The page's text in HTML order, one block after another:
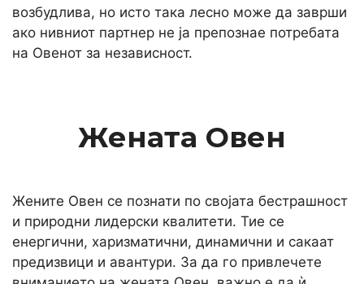
возбудлива, но исто така лесно може да заврши
ако нивниот партнер не ја препознае потребата
на Овенот за независност.
Жената Овен
Жените Овен се познати по својата бестрашност
и природни лидерски квалитети. Тие се
енергични, харизматични, динамични и сакаат
предизвици и авантури. За да го привлечете